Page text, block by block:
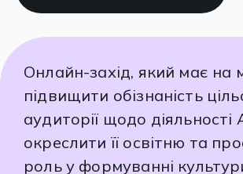
Онлайн-захід, який має на
підвищити обізнаність
аудиторії щодо діяльності
окреслити її освітню та
роль у формуванні